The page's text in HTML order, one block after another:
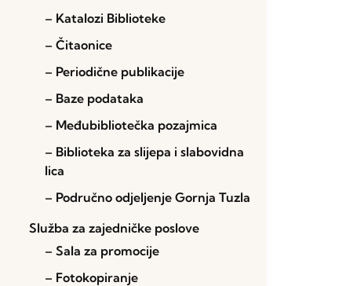
– Katalozi Biblioteke
– Čitaonice
– Periodične publikacije
– Baze podataka
– Međubibliotečka pozajmica
– Biblioteka za slijepa i slabovidna
lica
– Područno odjeljenje Gornja Tuzla
Služba za zajedničke poslove
– Sala za promocije
– Fotokopiranje